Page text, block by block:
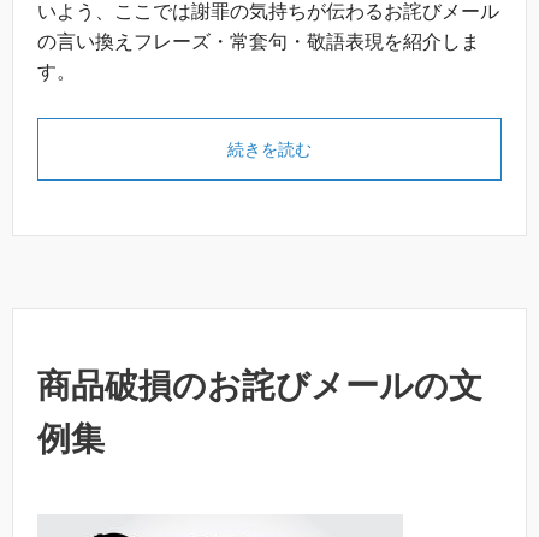
いよう、ここでは謝罪の気持ちが伝わるお詫びメール
の言い換えフレーズ・常套句・敬語表現を紹介しま
す。
続きを読む
商品破損のお詫びメールの文
例集